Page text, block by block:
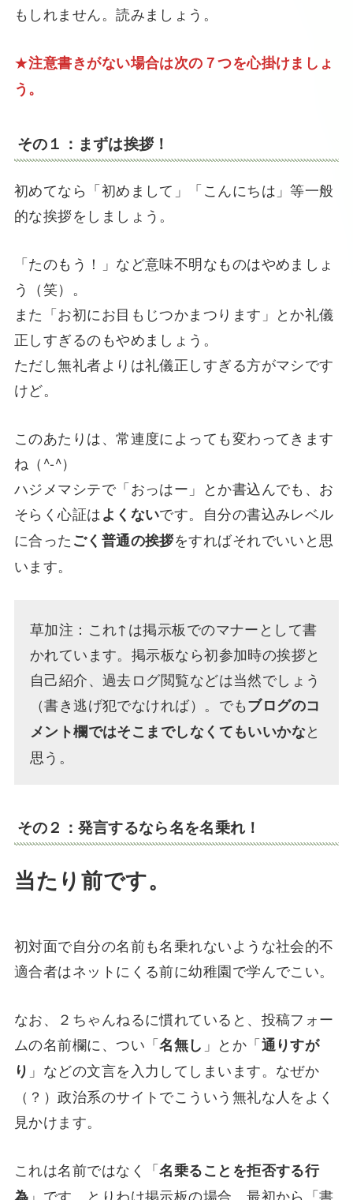
もしれません。読みましょう。
★注意書きがない場合は次の７つを心掛けましょ
う。
その１：まずは挨拶！
初めてなら「初めまして」「こんにちは」等一般
的な挨拶をしましょう。
「たのもう！」など意味不明なものはやめましょ
う（笑）。
また「お初にお目もじつかまつります」とか礼儀
正しすぎるのもやめましょう。
ただし無礼者よりは礼儀正しすぎる方がマシです
けど。
このあたりは、常連度によっても変わってきます
ね（^-^）
ハジメマシテで「おっはー」とか書込んでも、お
そらく心証はよくないです。自分の書込みレベル
に合ったごく普通の挨拶をすればそれでいいと思
います。
草加注：これ↑は掲示板でのマナーとして書
かれています。掲示板なら初参加時の挨拶と
自己紹介、過去ログ閲覧などは当然でしょう
（書き逃げ犯でなければ）。でもブログのコ
メント欄ではそこまでしなくてもいいかなと
思う。
その２：発言するなら名を名乗れ！
当たり前です。
初対面で自分の名前も名乗れないような社会的不
適合者はネットにくる前に幼稚園で学んでこい。
なお、２ちゃんねるに慣れていると、投稿フォー
ムの名前欄に、つい「名無し 」とか「通りすが
り 」などの文言を入力してしまいます。なぜか
（？）政治系のサイトでこういう無礼な人をよく
見かけます。
これは名前ではなく「名乗ることを拒否する行
」です。とりわけ掲示板の場合、最初から「書